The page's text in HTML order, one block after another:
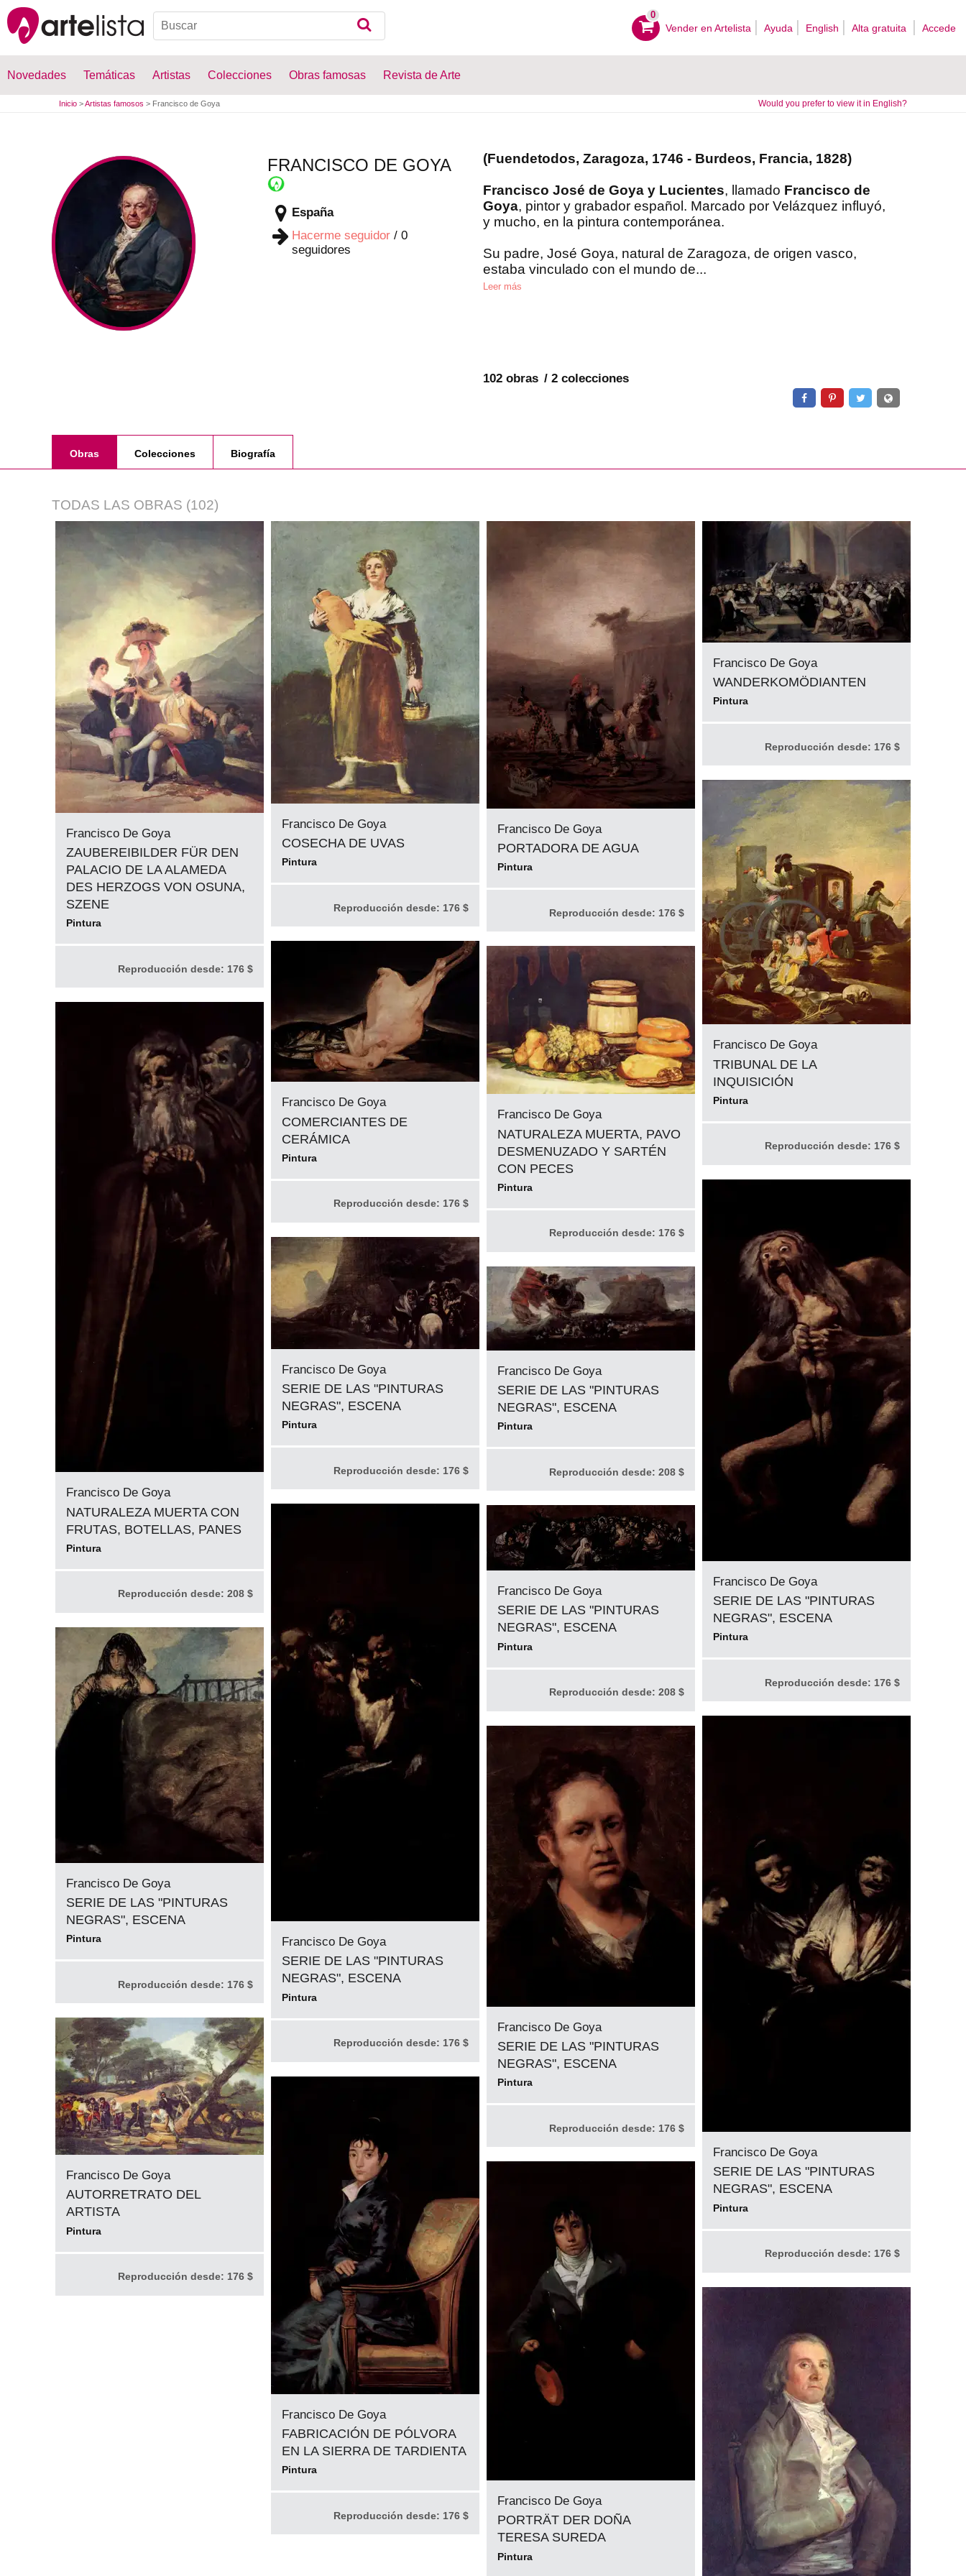
0
Vender en Artelista Ayuda English Alta gratuita Accede
Novedades Temáticas Artistas Colecciones Obras famosas Revista de Arte
Inicio >Artistas famosos > Francisco de Goya Would you prefer to view it in English?
FRANCISCO DE GOYA
España
Hacerme seguidor / 0
seguidores
(Fuendetodos, Zaragoza, 1746 - Burdeos, Francia, 1828)
Francisco José de Goya y Lucientes, llamado Francisco de
Goya, pintor y grabador español. Marcado por Velázquez influyó,
y mucho, en la pintura contemporánea.
Su padre, José Goya, natural de Zaragoza, de origen vasco,
estaba vinculado con el mundo de...
Leer más
102 obras 2 colecciones
Obras Colecciones Biografía
TODAS LAS OBRAS (102)
Francisco De Goya
ZAUBEREIBILDER FÜR DEN
PALACIO DE LA ALAMEDA
DES HERZOGS VON OSUNA,
SZENE
Pintura
Reproducción desde: 176 $
Francisco De Goya
COSECHA DE UVAS
Pintura
Reproducción desde: 176 $
Francisco De Goya
PORTADORA DE AGUA
Pintura
Reproducción desde: 176 $
Francisco De Goya
WANDERKOMÖDIANTEN
Pintura
Reproducción desde: 176 $
Francisco De Goya
TRIBUNAL DE LA
INQUISICIÓN
Pintura
Reproducción desde: 176 $
Francisco De Goya
COMERCIANTES DE
CERÁMICA
Pintura
Reproducción desde: 176 $
Francisco De Goya
NATURALEZA MUERTA, PAVO
DESMENUZADO Y SARTÉN
CON PECES
Pintura
Reproducción desde: 176 $
Francisco De Goya
NATURALEZA MUERTA CON
FRUTAS, BOTELLAS, PANES
Pintura
Reproducción desde: 208 $
Francisco De Goya
SERIE DE LAS "PINTURAS
NEGRAS", ESCENA
Pintura
Reproducción desde: 176 $
Francisco De Goya
SERIE DE LAS "PINTURAS
NEGRAS", ESCENA
Pintura
Reproducción desde: 176 $
Francisco De Goya
SERIE DE LAS "PINTURAS
NEGRAS", ESCENA
Pintura
Reproducción desde: 208 $
Francisco De Goya
SERIE DE LAS "PINTURAS
NEGRAS", ESCENA
Pintura
Reproducción desde: 176 $
Francisco De Goya
SERIE DE LAS "PINTURAS
NEGRAS", ESCENA
Pintura
Reproducción desde: 208 $
Francisco De Goya
SERIE DE LAS "PINTURAS
NEGRAS", ESCENA
Pintura
Reproducción desde: 176 $
Francisco De Goya
SERIE DE LAS "PINTURAS
NEGRAS", ESCENA
Pintura
Reproducción desde: 176 $
Francisco De Goya
SERIE DE LAS "PINTURAS
NEGRAS", ESCENA
Pintura
Reproducción desde: 176 $
Francisco De Goya
AUTORRETRATO DEL
ARTISTA
Pintura
Reproducción desde: 176 $
Francisco De Goya
FABRICACIÓN DE PÓLVORA
EN LA SIERRA DE TARDIENTA
Pintura
Reproducción desde: 176 $
Francisco De Goya
PORTRÄT DER DOÑA
TERESA SUREDA
Pintura